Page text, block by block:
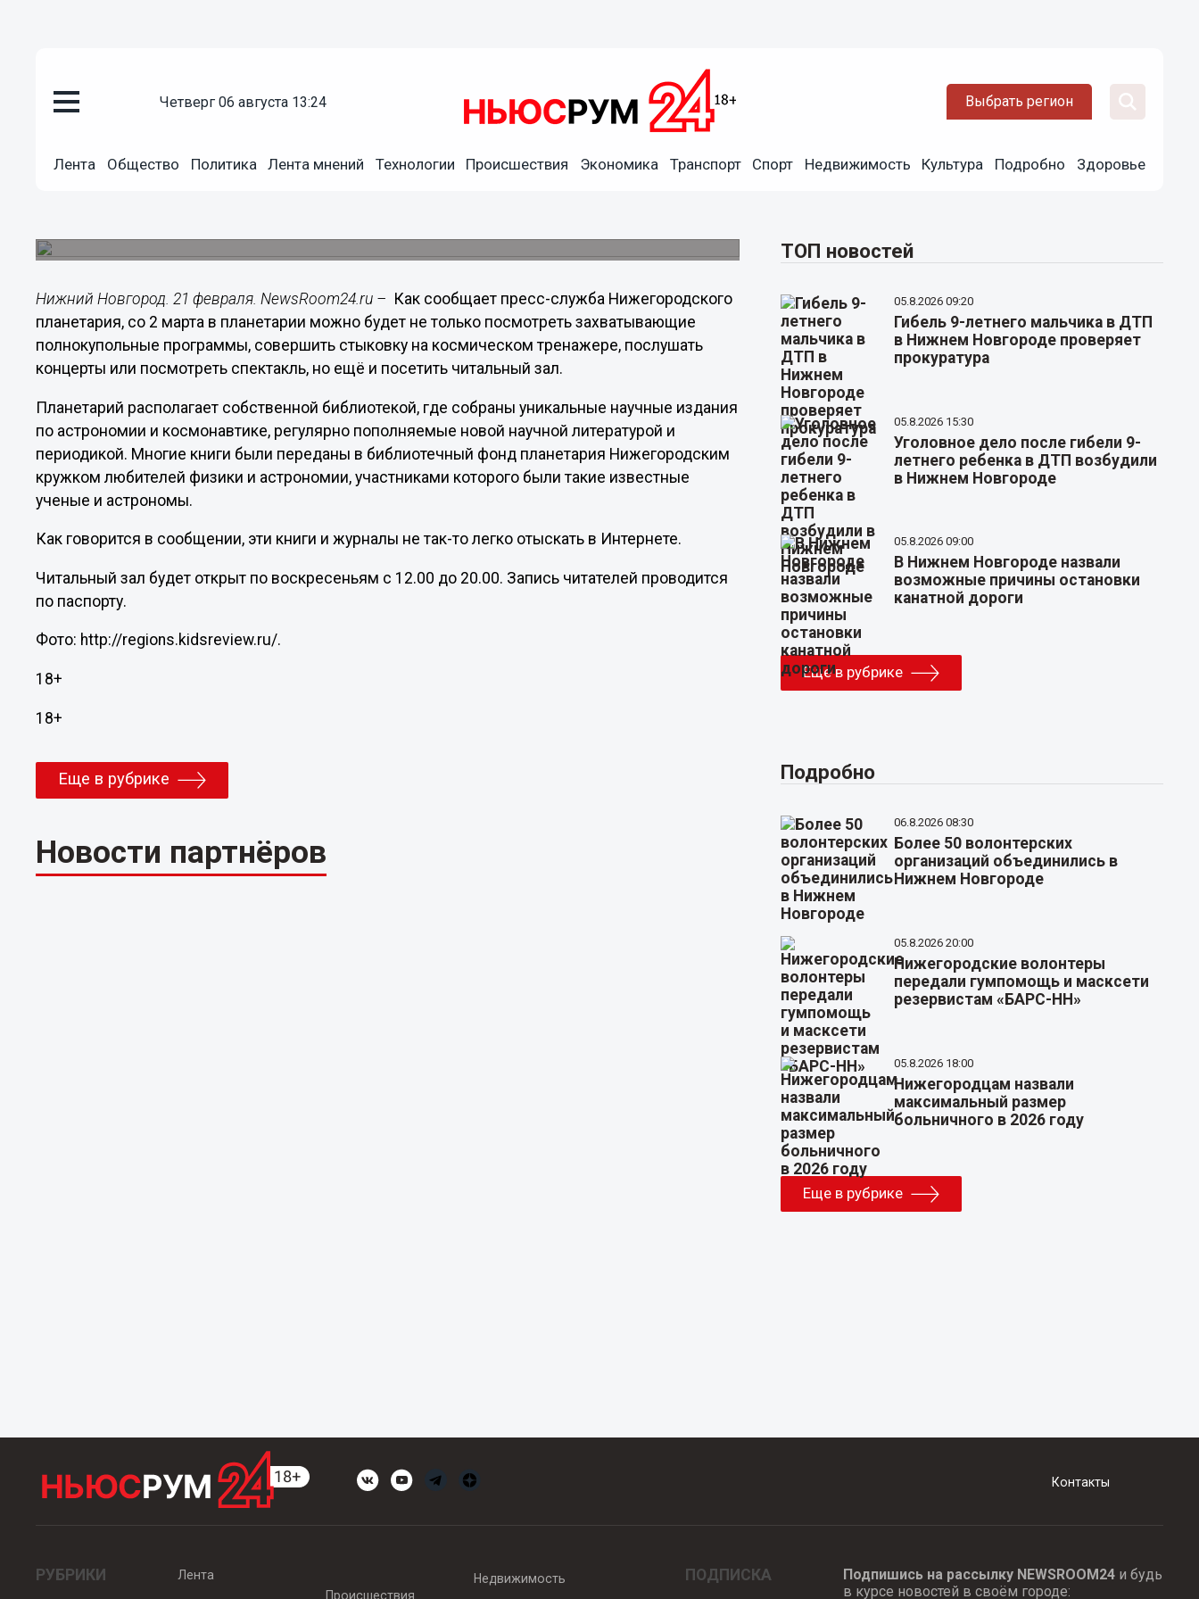
четверг 06 августа 13:24 Выбрать регион
Лента Общество Политика Лента мнений Технологии Происшествия Экономика Транспорт Спорт Недвижимость Культура Подробно Здоровье
Читальный зал планетария открывается для
Нижний Новгород. 21 февраля. NewsRoom24.ru – Как сообщает пресс-служба Нижегородского
планетария, со 2 марта в планетарии можно будет не только посмотреть захватывающие
полнокупольные программы, совершить стыковку на космическом тренажере, послушать
концерты или посмотреть спектакль, но ещё и посетить читальный зал.
Планетарий располагает собственной библиотекой, где собраны уникальные научные издания
по астрономии и космонавтике, регулярно пополняемые новой научной литературой и
периодикой. Многие книги были переданы в библиотечный фонд планетария Нижегородским
кружком любителей физики и астрономии, участниками которого были такие известные
ученые и астрономы.
Как говорится в сообщении, эти книги и журналы не так-то легко отыскать в Интернете.
Читальный зал будет открыт по воскресеньям с 12.00 до 20.00. Запись читателей проводится
по паспорту.
Фото: http://regions.kidsreview.ru/.
18+
18+
Еще в рубрике
Новости партнёров
ТОП новостей
05.8.2026 09:20
Гибель 9-летнего мальчика в ДТП
в Нижнем Новгороде проверяет
прокуратура
05.8.2026 15:30
Уголовное дело после гибели 9-
летнего ребенка в ДТП возбудили
в Нижнем Новгороде
05.8.2026 09:00
В Нижнем Новгороде назвали
возможные причины остановки
канатной дороги
Еще в рубрике
Подробно
06.8.2026 08:30
Более 50 волонтерских
организаций объединились в
Нижнем Новгороде
05.8.2026 20:00
Нижегородские волонтеры
передали гумпомощь и масксети
резервистам «БАРС-НН»
05.8.2026 18:00
Нижегородцам назвали
максимальный размер
больничного в 2026 году
Еще в рубрике
Контакты
РУБРИКИ
Лента
Происшествия
Недвижимость ПОДПИСКА Подпишись на рассылку NEWSROOM24и будь
в курсе новостей в своём городе: